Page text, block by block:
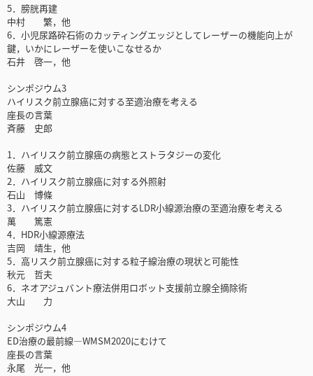
5．膀胱再建
中村 繁，他
6．小児尿路砕石術のカッティングエッジとしてレーザーの機能向上が
鍵，いかにレーザーを使いこなせるか
石井 啓一，他
シンポジウム3
ハイリスク前立腺癌に対する至適治療を考える
座長の言葉
斉藤 史郎
1．ハイリスク前立腺癌の病態とストラタジーの変化
佐藤 威文
2．ハイリスク前立腺癌に対する外照射
石山 博條
3．ハイリスク前立腺癌に対するLDR小線源治療の至適治療を考える
萬 篤憲
4．HDR小線源療法
吉岡 靖生，他
5．高リスク前立腺癌に対する粒子線治療の現状と可能性
秋元 哲夫
6．ネオアジュバント療法併用ロボット支援前立腺全摘除術
大山 力
シンポジウム4
ED治療の最前線―WMSM2020にむけて
座長の言葉
永尾 光一，他